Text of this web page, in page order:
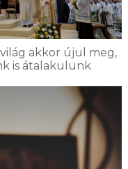
világ akkor újul meg,
is átalakulunk